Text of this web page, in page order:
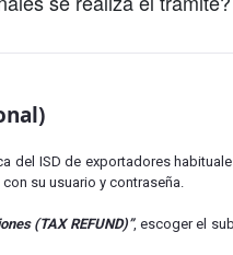
del ISD de exportadores
su usuario y contraseña.
(TAX REFUND)”, escoger el